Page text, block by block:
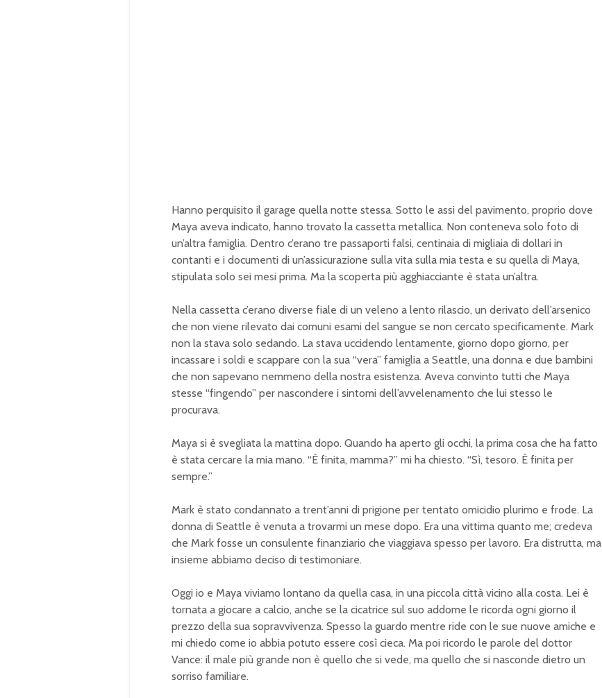
Hanno perquisito il garage quella notte stessa. Sotto le assi del pavimento, proprio dove
Maya aveva indicato, hanno trovato la cassetta metallica. Non conteneva solo foto di
un’altra famiglia. Dentro c’erano tre passaporti falsi, centinaia di migliaia di dollari in
contanti e i documenti di un’assicurazione sulla vita sulla mia testa e su quella di Maya,
stipulata solo sei mesi prima. Ma la scoperta più agghiacciante è stata un’altra.
Nella cassetta c’erano diverse fiale di un veleno a lento rilascio, un derivato dell’arsenico
che non viene rilevato dai comuni esami del sangue se non cercato specificamente. Mark
non la stava solo sedando. La stava uccidendo lentamente, giorno dopo giorno, per
incassare i soldi e scappare con la sua “vera” famiglia a Seattle, una donna e due bambini
che non sapevano nemmeno della nostra esistenza. Aveva convinto tutti che Maya
stesse “fingendo” per nascondere i sintomi dell’avvelenamento che lui stesso le
procurava.
Maya si è svegliata la mattina dopo. Quando ha aperto gli occhi, la prima cosa che ha fatto
è stata cercare la mia mano. “È finita, mamma?” mi ha chiesto. “Sì, tesoro. È finita per
sempre.”
Mark è stato condannato a trent’anni di prigione per tentato omicidio plurimo e frode. La
donna di Seattle è venuta a trovarmi un mese dopo. Era una vittima quanto me; credeva
che Mark fosse un consulente finanziario che viaggiava spesso per lavoro. Era distrutta, ma
insieme abbiamo deciso di testimoniare.
Oggi io e Maya viviamo lontano da quella casa, in una piccola città vicino alla costa. Lei è
tornata a giocare a calcio, anche se la cicatrice sul suo addome le ricorda ogni giorno il
prezzo della sua sopravvivenza. Spesso la guardo mentre ride con le sue nuove amiche e
mi chiedo come io abbia potuto essere così cieca. Ma poi ricordo le parole del dottor
Vance: il male più grande non è quello che si vede, ma quello che si nasconde dietro un
sorriso familiare.